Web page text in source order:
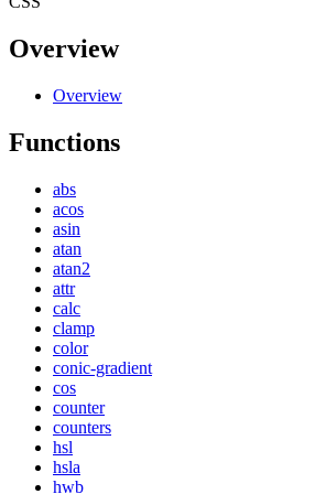
Overview
Overview
Functions
abs
acos
asin
atan
atan2
attr
calc
clamp
color
conic-gradient
cos
counter
counters
hsl
hsla
hwb